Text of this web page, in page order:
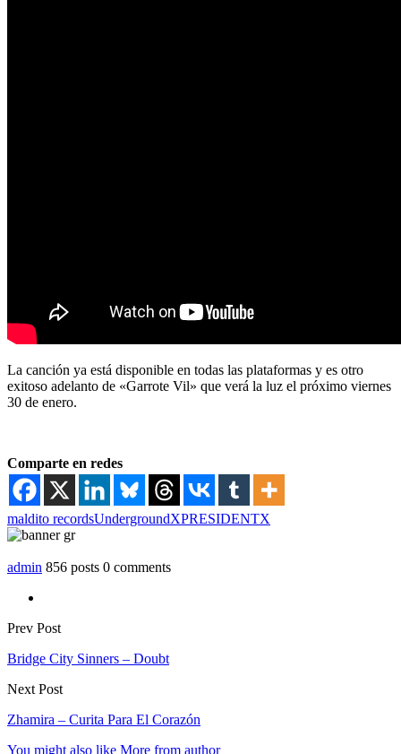
La canción ya está disponible en todas las plataformas y es otro
exitoso adelanto de «Garrote Vil» que verá la luz el próximo viernes
30 de enero.
Comparte en redes
maldito recordsUndergroundXPRESIDENTX
admin 856 posts 0 comments
Prev Post
Bridge City Sinners – Doubt
Next Post
Zhamira – Curita Para El Corazón
You might also like More from author